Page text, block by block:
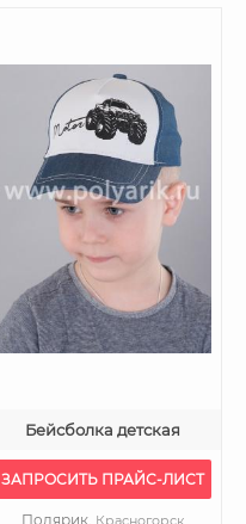
Бейсболка детская
ЗАПРОСИТЬ ПРАЙС-ЛИСТ
Полярик, Красногорск